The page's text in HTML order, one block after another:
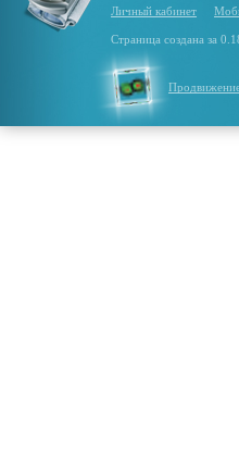
Личный кабинет
Страница создана за